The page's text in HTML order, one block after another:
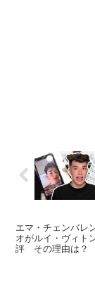
エマ・チェンバレ
オがルイ・ヴィト
評 その理由は？